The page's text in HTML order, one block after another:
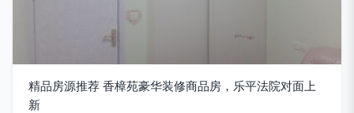
精品房源推荐 香樟苑豪华装修商品房，乐平法院对面上
新